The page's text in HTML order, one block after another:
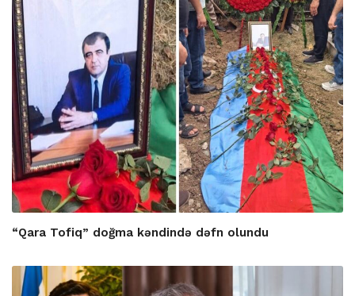
“Qara Tofiq” doğma kəndində dəfn olundu